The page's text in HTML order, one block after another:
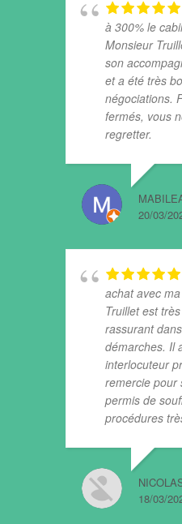
à 300% le
Monsieur
son
et a été très
négociations.
fermés, vous
regretter.
20/03/
achat avec
Truillet est
rassurant
démarches. Il
interlocuteur
remercie pour
permis de
procédures
18/03/